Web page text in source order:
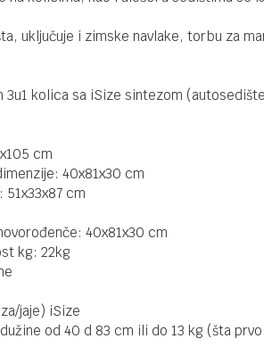
uključuje i zimske navlake, torbu za
3u1 kolica sa iSize sintezom
cm
40x81x30 cm
51x33x87 cm
40x81x30 cm
kg: 22kg
jaje) iSize
od 40 d 83 cm ili do 13 kg (šta